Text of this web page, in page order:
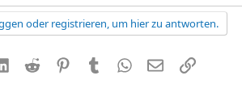
oder registrieren, um hier zu antworten.
LinkedIn
Reddit PinterestTumblr WhatsApp
E-MailLink